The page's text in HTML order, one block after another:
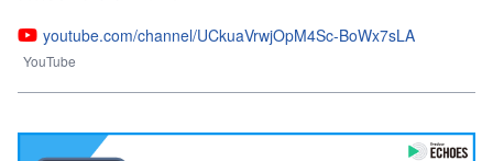
youtube.com/channel/UCkuaVrwjOpM4Sc-BoWx7sLA
YouTube